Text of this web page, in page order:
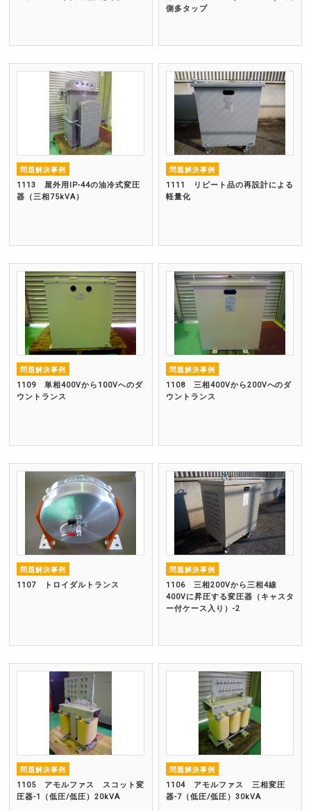
側多タップ
問題解決事例
1113 屋外用IP-44の油冷式変圧
器（三相75kVA）
問題解決事例
1111 リピート品の再設計による
軽量化
問題解決事例
1109 単相400Vから100Vへのダ
ウントランス
問題解決事例
1108 三相400Vから200Vへのダ
ウントランス
問題解決事例
1107 トロイダルトランス
問題解決事例
1106 三相200Vから三相4線
400Vに昇圧する変圧器（キャスタ
ー付ケース入り）-2
問題解決事例
1105 アモルファス スコット変
圧器-1（低圧/低圧）20kVA
問題解決事例
1104 アモルファス 三相変圧
器-7（低圧/低圧）30kVA